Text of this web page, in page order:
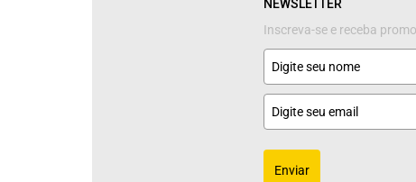
NEWSLETTER
Inscreva-se e receba
Enviar